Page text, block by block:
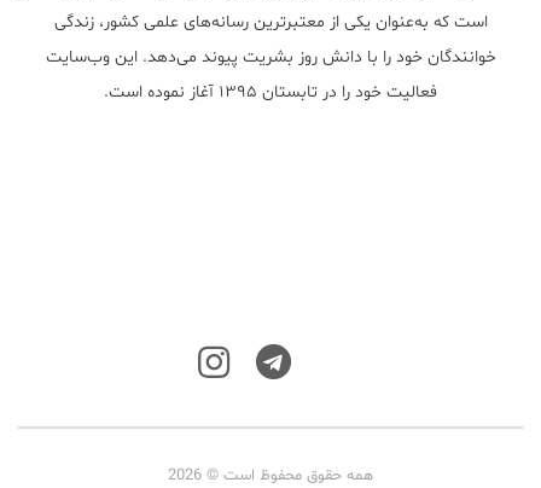
است که به‌عنوان یکی از معتبر‌ترین رسانه‌های علمی کشور، زندگی
خوانندگان خود را با دانش روز بشریت پیوند می‌دهد. این وب‌سایت
فعالیت خود را در تابستان ۱۳۹۵ آغاز نموده است.
همه حقوق محفوظ است © 2026